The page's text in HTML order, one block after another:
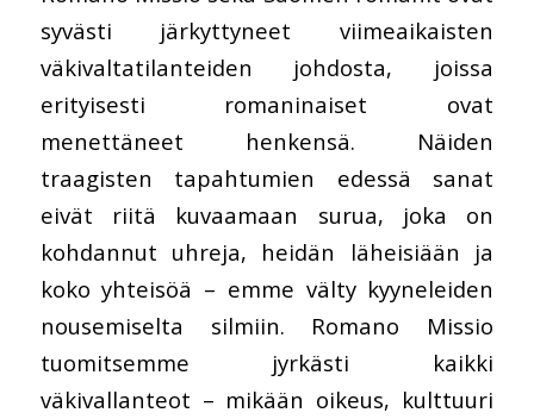
syvästi järkyttyneet viimeaikaisten
väkivaltatilanteiden johdosta, joissa
erityisesti romaninaiset ovat
menettäneet henkensä. Näiden
traagisten tapahtumien edessä sanat
eivät riitä kuvaamaan surua, joka on
kohdannut uhreja, heidän läheisiään ja
koko yhteisöä – emme välty kyyneleiden
nousemiselta silmiin. Romano Missio
tuomitsemme jyrkästi kaikki
väkivallanteot – mikään oikeus, kulttuuri